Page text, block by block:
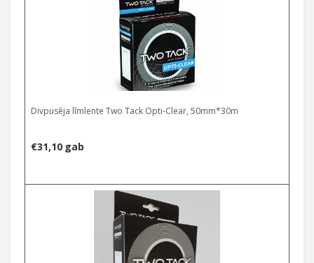
€158,25
Divpusēja līmlente Two Tack Opti-Clear, 50mm*30m
€31,10 gab